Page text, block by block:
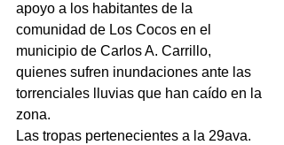
apoyo a los habitantes de la
comunidad de Los Cocos en el
municipio de Carlos A. Carrillo,
quienes sufren inundaciones ante las
torrenciales lluvias que han caído en la
zona.
Las tropas pertenecientes a la 29ava.